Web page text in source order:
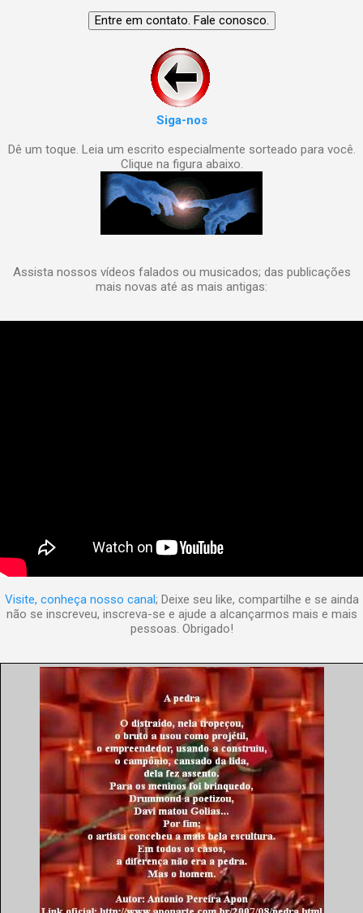
Siga-nos
Dê um toque. Leia um escrito especialmente sorteado para você.
Clique na figura abaixo.
Assista nossos vídeos falados ou musicados; das publicações
mais novas até as mais antigas:
Visite, conheça nosso canal; Deixe seu like, compartilhe e se ainda
não se inscreveu, inscreva-se e ajude a alcançarmos mais e mais
pessoas. Obrigado!